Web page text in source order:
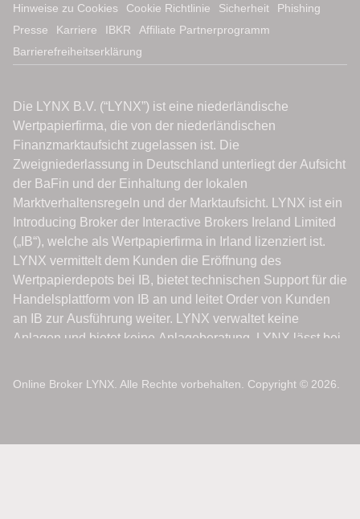
Hinweise zu Cookies
Cookie Richtlinie Sicherheit
Phishing
Presse
Karriere IBKR
Affiliate Partnerprogramm
Barrierefreiheitserklärung
Online Broker LYNX. Alle Rechte vorbehalten. Copyright © 2026.